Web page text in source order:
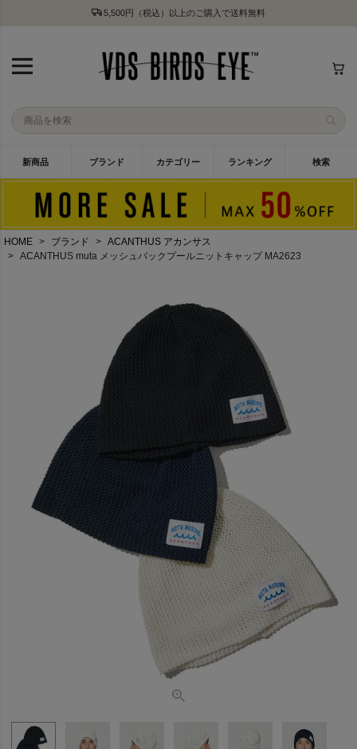
5,500円（税込）以上のご購入で送料無料
新商品 ブランド カテゴリー ランキング 検索
HOME ブランド
ACANTHUS アカンサス
ACANTHUS muta メッシュバックプールニットキャップ MA2623